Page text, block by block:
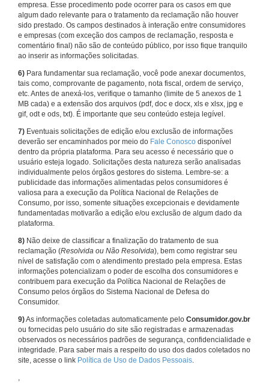
empresa. Esse procedimento pode ocorrer para os casos em que
algum dado relevante para o tratamento da reclamação não houver
sido prestado. Os campos destinados à interação entre consumidores
e empresas (com exceção dos campos de reclamação, resposta e
comentário final) não são de conteúdo público, por isso fique tranquilo
ao inserir as informações solicitadas.
6) Para fundamentar sua reclamação, você pode anexar documentos,
tais como, comprovante de pagamento, nota fiscal, ordem de serviço,
etc. Antes de anexá-los, verifique o tamanho (limite de 5 anexos de 1
MB cada) e a extensão dos arquivos (pdf, doc e docx, xls e xlsx, jpg e
gif, odt e ods, txt). É importante que seu conteúdo esteja legível.
7) Eventuais solicitações de edição e/ou exclusão de informações
deverão ser encaminhados por meio do Fale Conosco disponível
dentro da própria plataforma. Para seu acesso é necessário que o
usuário esteja logado. Solicitações desta natureza serão analisadas
individualmente pelos órgãos gestores do sistema. Lembre-se: a
publicidade das informações alimentadas pelos consumidores é
valiosa para a execução da Política Nacional de Relações de
Consumo, por isso, somente situações excepcionais e devidamente
fundamentadas motivarão a edição e/ou exclusão de algum dado da
plataforma.
8) Não deixe de classificar a finalização do tratamento de sua
reclamação (Resolvida ou Não Resolvida), bem como registrar seu
nível de satisfação com o atendimento prestado pela empresa. Estas
informações potencializam o poder de escolha dos consumidores e
contribuem para execução da Política Nacional de Relações de
Consumo pelos órgãos do Sistema Nacional de Defesa do
Consumidor.
9)As informações coletadas automaticamente pelo Consumidor.gov.br
ou fornecidas pelo usuário do site são registradas e armazenadas
observados os necessários padrões de segurança, confidencialidade e
integridade. Para saber mais a respeito do uso dos dados coletados no
site, acesse o link Política de Uso de Dados Pessoais.
,